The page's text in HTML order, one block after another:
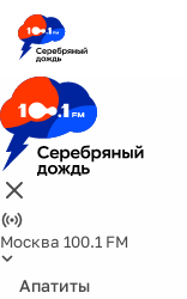
Москва 100.1 FM
Апатиты